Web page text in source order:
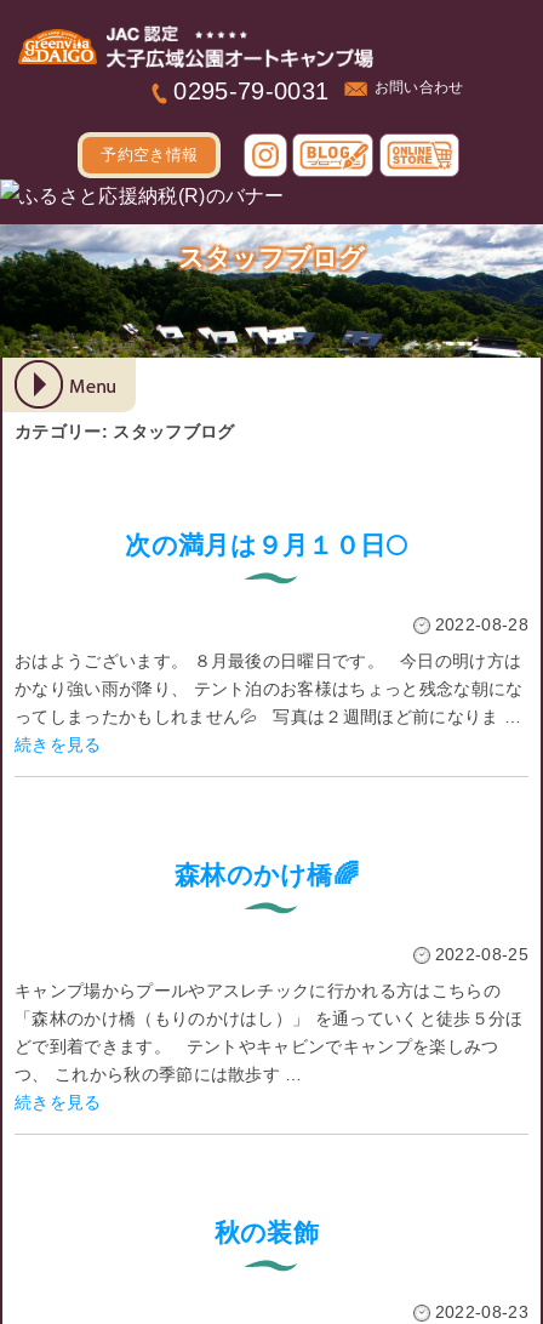
0295-79-0031 お問い合わせ
予約空き情報
スタッフブログ
カテゴリー: スタッフブログ
次の満月は９月１０日🌕
2022-08-28
おはようございます。 ８月最後の日曜日です。 今日の明け方は
かなり強い雨が降り、 テント泊のお客様はちょっと残念な朝にな
ってしまったかもしれません💦 写真は２週間ほど前になりま …
続きを見る
森林のかけ橋🌈
2022-08-25
キャンプ場からプールやアスレチックに行かれる方はこちらの
「森林のかけ橋（もりのかけはし）」 を通っていくと徒歩５分ほ
どで到着できます。 テントやキャビンでキャンプを楽しみつ
つ、 これから秋の季節には散歩す …
続きを見る
秋の装飾
2022-08-23